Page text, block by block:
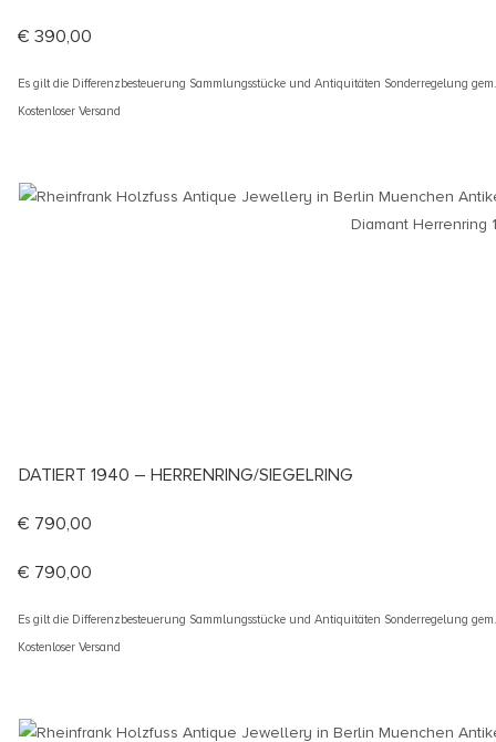
€ 390,00
Es gilt die Differenzbesteuerung Sammlungsstücke und Antiquitäten Sonderregelung
Kostenloser Versand
DATIERT 1940 – HERRENRING/SIEGELRING
€ 790,00
€ 790,00
Es gilt die Differenzbesteuerung Sammlungsstücke und Antiquitäten Sonderregelung
Kostenloser Versand